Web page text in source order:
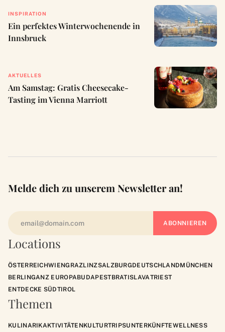
INSPIRATION
Ein perfektes Winterwochenende in
Innsbruck
AKTUELLES
Am Samstag: Gratis Cheesecake-
Tasting im Vienna Marriott
Locations
ÖSTERREICHWIENGRAZLINZSALZBURGDEUTSCHLANDMÜNCHEN
BERLINGANZ EUROPABUDAPESTBRATISLAVATRIEST
ENTDECKE SÜDTIROL
Themen
KULINARIKAKTIVITÄTENKULTURTRIPSUNTERKÜNFTEWELLNESS
Melde dich zu unserem Newsletter an!